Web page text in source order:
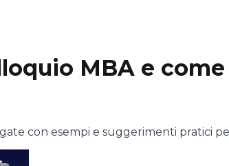
MBA e
con esempi e suggerimenti pratici